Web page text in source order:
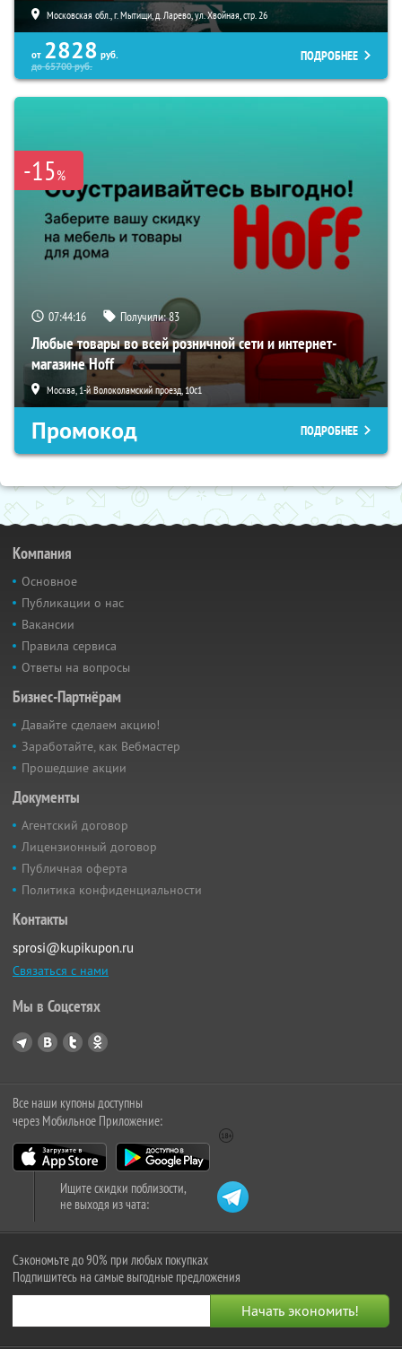
Московская обл., г. Мытищи, д. Ларево, ул. Хвойная, стр. 26
от 2828 руб.
до65700руб.
ПОДРОБНЕЕ
-15%
07:44:15 Получили:83
Любые товары во всей розничной сети и интернет-
магазине Hoff
Москва, 1-й Волоколамский проезд, 10с1
Промокод ПОДРОБНЕЕ
Компания
Основное
Публикации о нас
Вакансии
Правила сервиса
Ответы на вопросы
Бизнес-Партнёрам
Давайте сделаем акцию!
Заработайте, как Вебмастер
Прошедшие акции
Документы
Агентский договор
Лицензионный договор
Публичная оферта
Политика конфиденциальности
Контакты
sprosi@kupikupon.ru
Связаться с нами
Мы в Соцсетях
Все наши купоны доступны
через Мобильное Приложение:
Ищите скидки поблизости,
не выходя из чата:
Сэкономьте до 90% при любых покупках
Подпишитесь на самые выгодные предложения